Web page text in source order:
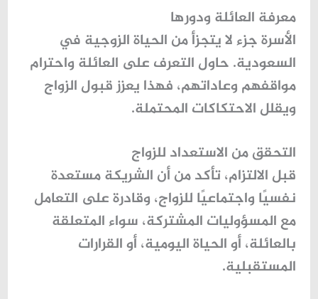
معرفة العائلة ودورها
الأسرة جزء لا يتجزأ من الحياة الزوجية في
السعودية. حاول التعرف على العائلة واحترام
مواقفهم وعاداتهم، فهذا يعزز قبول الزواج
ويقلل الاحتكاكات المحتملة.
التحقق من الاستعداد للزواج
قبل الالتزام، تأكد من أن الشريكة مستعدة
نفسيًا واجتماعيًا للزواج، وقادرة على التعامل
مع المسؤوليات المشتركة، سواء المتعلقة
بالعائلة، أو الحياة اليومية، أو القرارات
المستقبلية.